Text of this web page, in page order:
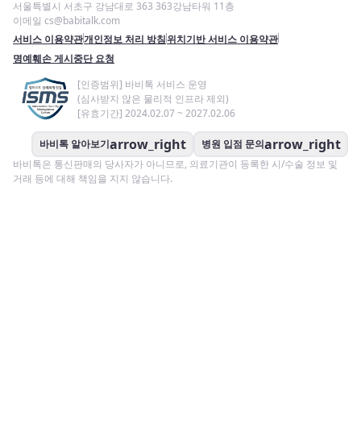
서울특별시 서초구 강남대로 363 363강남타워 11층
이메일 cs@babitalk.com
서비스 이용약관개인정보 처리 방침위치기반 서비스 이용약관
명예훼손 게시중단 요청
[인증범위] 바비톡 서비스 운영
(심사받지 않은 물리적 인프라 제외)
[유효기간] 2024.02.07 ~ 2027.02.06
바비톡 알아보기arrow_right 병원 입점 문의arrow_right
바비톡은 통신판매의 당사자가 아니므로, 의료기관이 등록한 시/수술 정보 및
거래 등에 대해 책임을 지지 않습니다.